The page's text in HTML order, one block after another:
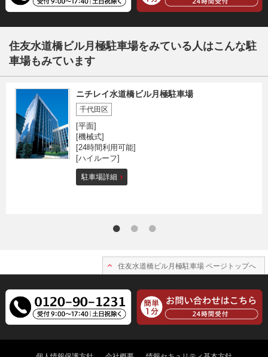
住友水道橋ビル月極駐車場をみている人はこんな駐
車場もみています
ニチレイ水道橋ビル月極駐車場
千代田区
[平面]
[機械式]
[24時間利用可能]
[ハイルーフ]
駐車場詳細
住友水道橋ビル月極駐車場 ページトップへ